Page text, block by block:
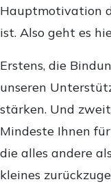
Hauptmotivation
ist. Also geht es
Erstens, die
unseren
stärken. Und
Mindeste Ihnen
die alles andere
kleines